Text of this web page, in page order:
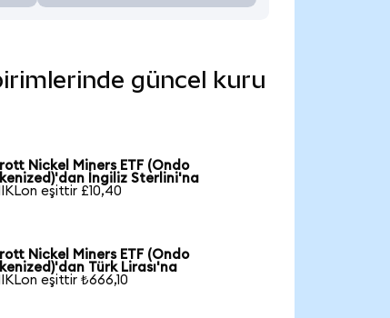
güncel kuru
Nickel Miners ETF (Ondo
İngiliz Sterlini'na
eşittir £10,40
Nickel Miners ETF (Ondo
Türk Lirası'na
eşittir ₺666,10